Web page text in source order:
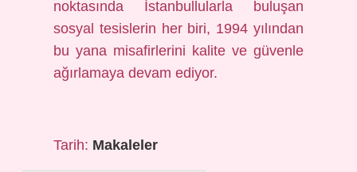
noktasında İstanbullularla buluşan
sosyal tesislerin her biri, 1994 yılından
bu yana misafirlerini kalite ve güvenle
ağırlamaya devam ediyor.
Tarih: Makaleler